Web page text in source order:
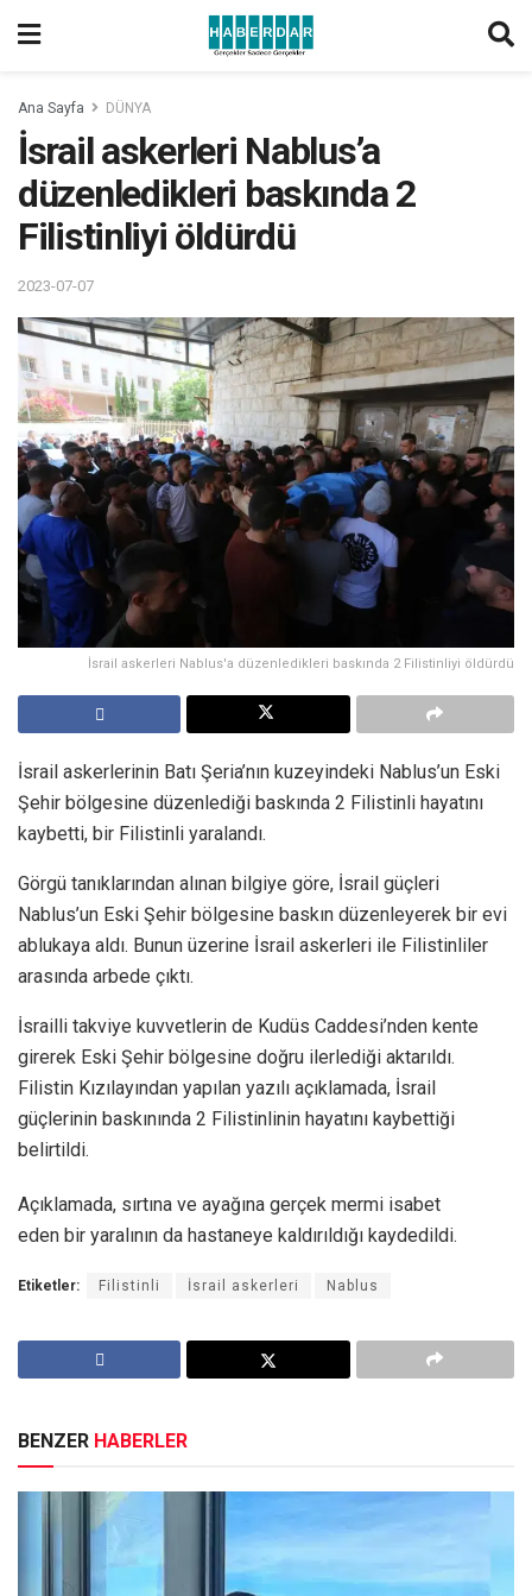
Ana Sayfa DÜNYA
İsrail askerleri Nablus’a
düzenledikleri baskında 2
Filistinliyi öldürdü
2023-07-07
İsrail askerleri Nablus'a düzenledikleri baskında 2 Filistinliyi öldürdü
İsrail askerlerinin Batı Şeria’nın kuzeyindeki Nablus’un Eski
Şehir bölgesine düzenlediği baskında 2 Filistinli hayatını
kaybetti, bir Filistinli yaralandı.
Görgü tanıklarından alınan bilgiye göre, İsrail güçleri
Nablus’un Eski Şehir bölgesine baskın düzenleyerek bir evi
ablukaya aldı. Bunun üzerine İsrail askerleri ile Filistinliler
arasında arbede çıktı.
İsrailli takviye kuvvetlerin de Kudüs Caddesi’nden kente
girerek Eski Şehir bölgesine doğru ilerlediği aktarıldı.
Filistin Kızılayından yapılan yazılı açıklamada, İsrail
güçlerinin baskınında 2 Filistinlinin hayatını kaybettiği
belirtildi.
Açıklamada, sırtına ve ayağına gerçek mermi isabet
eden bir yaralının da hastaneye kaldırıldığı kaydedildi.
Etiketler: Filistinli İsrail askerleri Nablus
BENZER HABERLER